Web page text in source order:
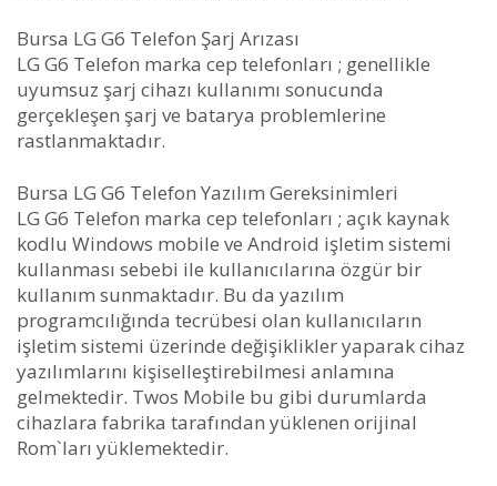
Bursa LG G6 Telefon Şarj Arızası
LG G6 Telefon marka cep telefonları ; genellikle
uyumsuz şarj cihazı kullanımı sonucunda
gerçekleşen şarj ve batarya problemlerine
rastlanmaktadır.
Bursa LG G6 Telefon Yazılım Gereksinimleri
LG G6 Telefon marka cep telefonları ; açık kaynak
kodlu Windows mobile ve Android işletim sistemi
kullanması sebebi ile kullanıcılarına özgür bir
kullanım sunmaktadır. Bu da yazılım
programcılığında tecrübesi olan kullanıcıların
işletim sistemi üzerinde değişiklikler yaparak cihaz
yazılımlarını kişiselleştirebilmesi anlamına
gelmektedir. Twos Mobile bu gibi durumlarda
cihazlara fabrika tarafından yüklenen orijinal
Rom`ları yüklemektedir.